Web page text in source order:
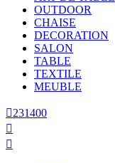
OUTDOOR
CHAISE
DECORATION
SALON
TABLE
TEXTILE
MEUBLE
231400

